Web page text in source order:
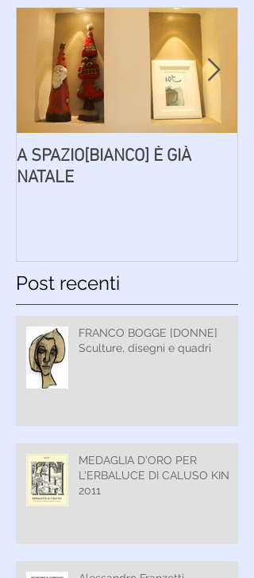
A SPAZIO[BIANCO] È GIÀ
NATALE
Post recenti
FRANCO BOGGE [DONNE]
Sculture, disegni e quadri
MEDAGLIA D'ORO PER
L'ERBALUCE DI CALUSO KIN
2011